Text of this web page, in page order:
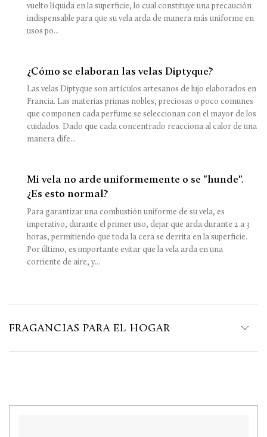
vuelto líquida en la superficie, lo cual constituye una precaución
indispensable para que su vela arda de manera más uniforme en
usos po...
¿Cómo se elaboran las velas Diptyque?
Las velas Diptyque son artículos artesanos de lujo elaborados en
Francia. Las materias primas nobles, preciosas o poco comunes
que componen cada perfume se seleccionan con el mayor de los
cuidados. Dado que cada concentrado reacciona al calor de una
manera dife...
Mi vela no arde uniformemente o se "hunde".
¿Es esto normal?
Para garantizar una combustión uniforme de su vela, es
imperativo, durante el primer uso, dejar que arda durante 2 a 3
horas, permitiendo que toda la cera se derrita en la superficie.
Por último, es importante evitar que la vela arda en una
corriente de aire, y...
FRAGANCIAS PARA EL HOGAR